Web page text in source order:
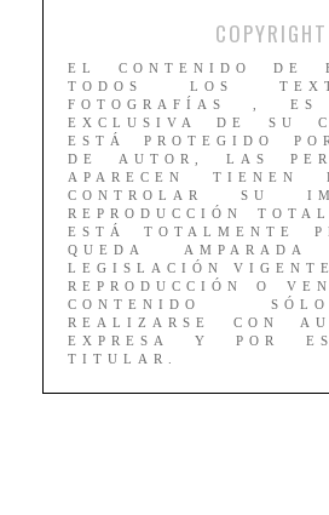
COPYRIGHT
EL CONTENIDO DE
TODOS LOS
FOTOGRAFÍAS , ES
EXCLUSIVA DE SU
ESTÁ PROTEGIDO
DE AUTOR, LAS
APARECEN TIENEN
CONTROLAR SU
REPRODUCCIÓN
ESTÁ TOTALMENTE
QUEDA
LEGISLACIÓN
REPRODUCCIÓN O
CONTENIDO
REALIZARSE CON
EXPRESA Y POR
TITULAR.